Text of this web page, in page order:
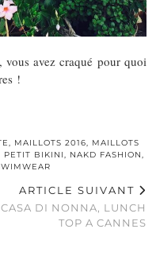
avez craqué pour quoi
!
, MAILLOTS 2016, MAILLOTS
PETIT BIKINI, NAKD FASHION,
ARTICLE SUIVANT
DI NONNA, LUNCH
TOP A CANNES